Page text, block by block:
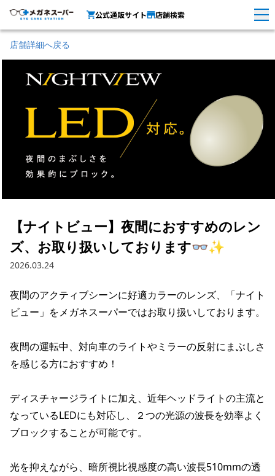
公式通販サイト 店舗検索
店舗詳細へ戻る
【ナイトビュー】夜間におすすめのレン
ズ、お取り扱いしております👓✨
2026.03.24
夜間のアクティブシーンに好適カラーのレンズ、「ナイト
ビュー」をメガネスーパーではお取り扱いしております。
夜間の運転中、対向車のライトやミラーの反射にまぶしさ
を感じる方におすすめ！
ディスチャージライトに加え、近年ヘッドライトの主流と
なっているLEDにも対応し、２つの光源の波長を効率よく
ブロックすることが可能です。
光を抑えながら、暗所視比視感度の高い波長510mmの透